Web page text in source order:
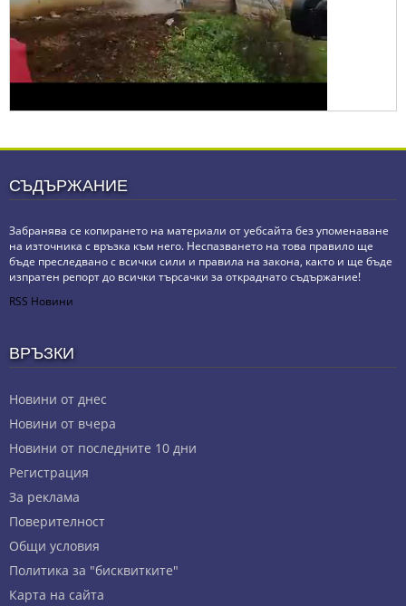
СЪДЪРЖАНИЕ
Забранява се копирането на материали от уебсайта без упоменаване
на източника с връзка към него. Неспазването на това правило ще
бъде преследвано с всички сили и правила на закона, както и ще бъде
изпратен репорт до всички търсачки за откраднато съдържание!
RSS Новини
ВРЪЗКИ
Новини от днес
Новини от вчера
Новини от последните 10 дни
Регистрация
За реклама
Πoвepитeлнocт
Общи условия
Политика за "бисквитките"
Карта на сайта